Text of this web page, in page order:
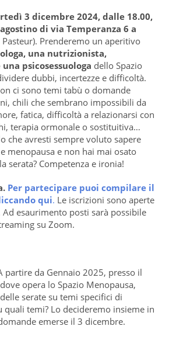
3 dicembre 2024, dalle 18.00,
di via Temperanza 6 a
Prenderemo un aperitivo
una nutrizionista,
psicosessuologa dello Spazio
dubbi, incertezze e difficoltà.
ci sono temi tabù o domande
chili che sembrano impossibili da
fatica, difficoltà a relazionarsi con
terapia ormonale o sostituitiva…
che avresti sempre voluto sapere
menopausa e non hai mai osato
serata? Competenza e ironia!
Per partecipare puoi compilare il
qui. Le iscrizioni sono aperte
esaurimento posti sarà possibile
su Zoom.
partire da Gennaio 2025, presso il
opera lo Spazio Menopausa,
serate su temi specifici di
temi? Lo decideremo insieme in
emerse il 3 dicembre.